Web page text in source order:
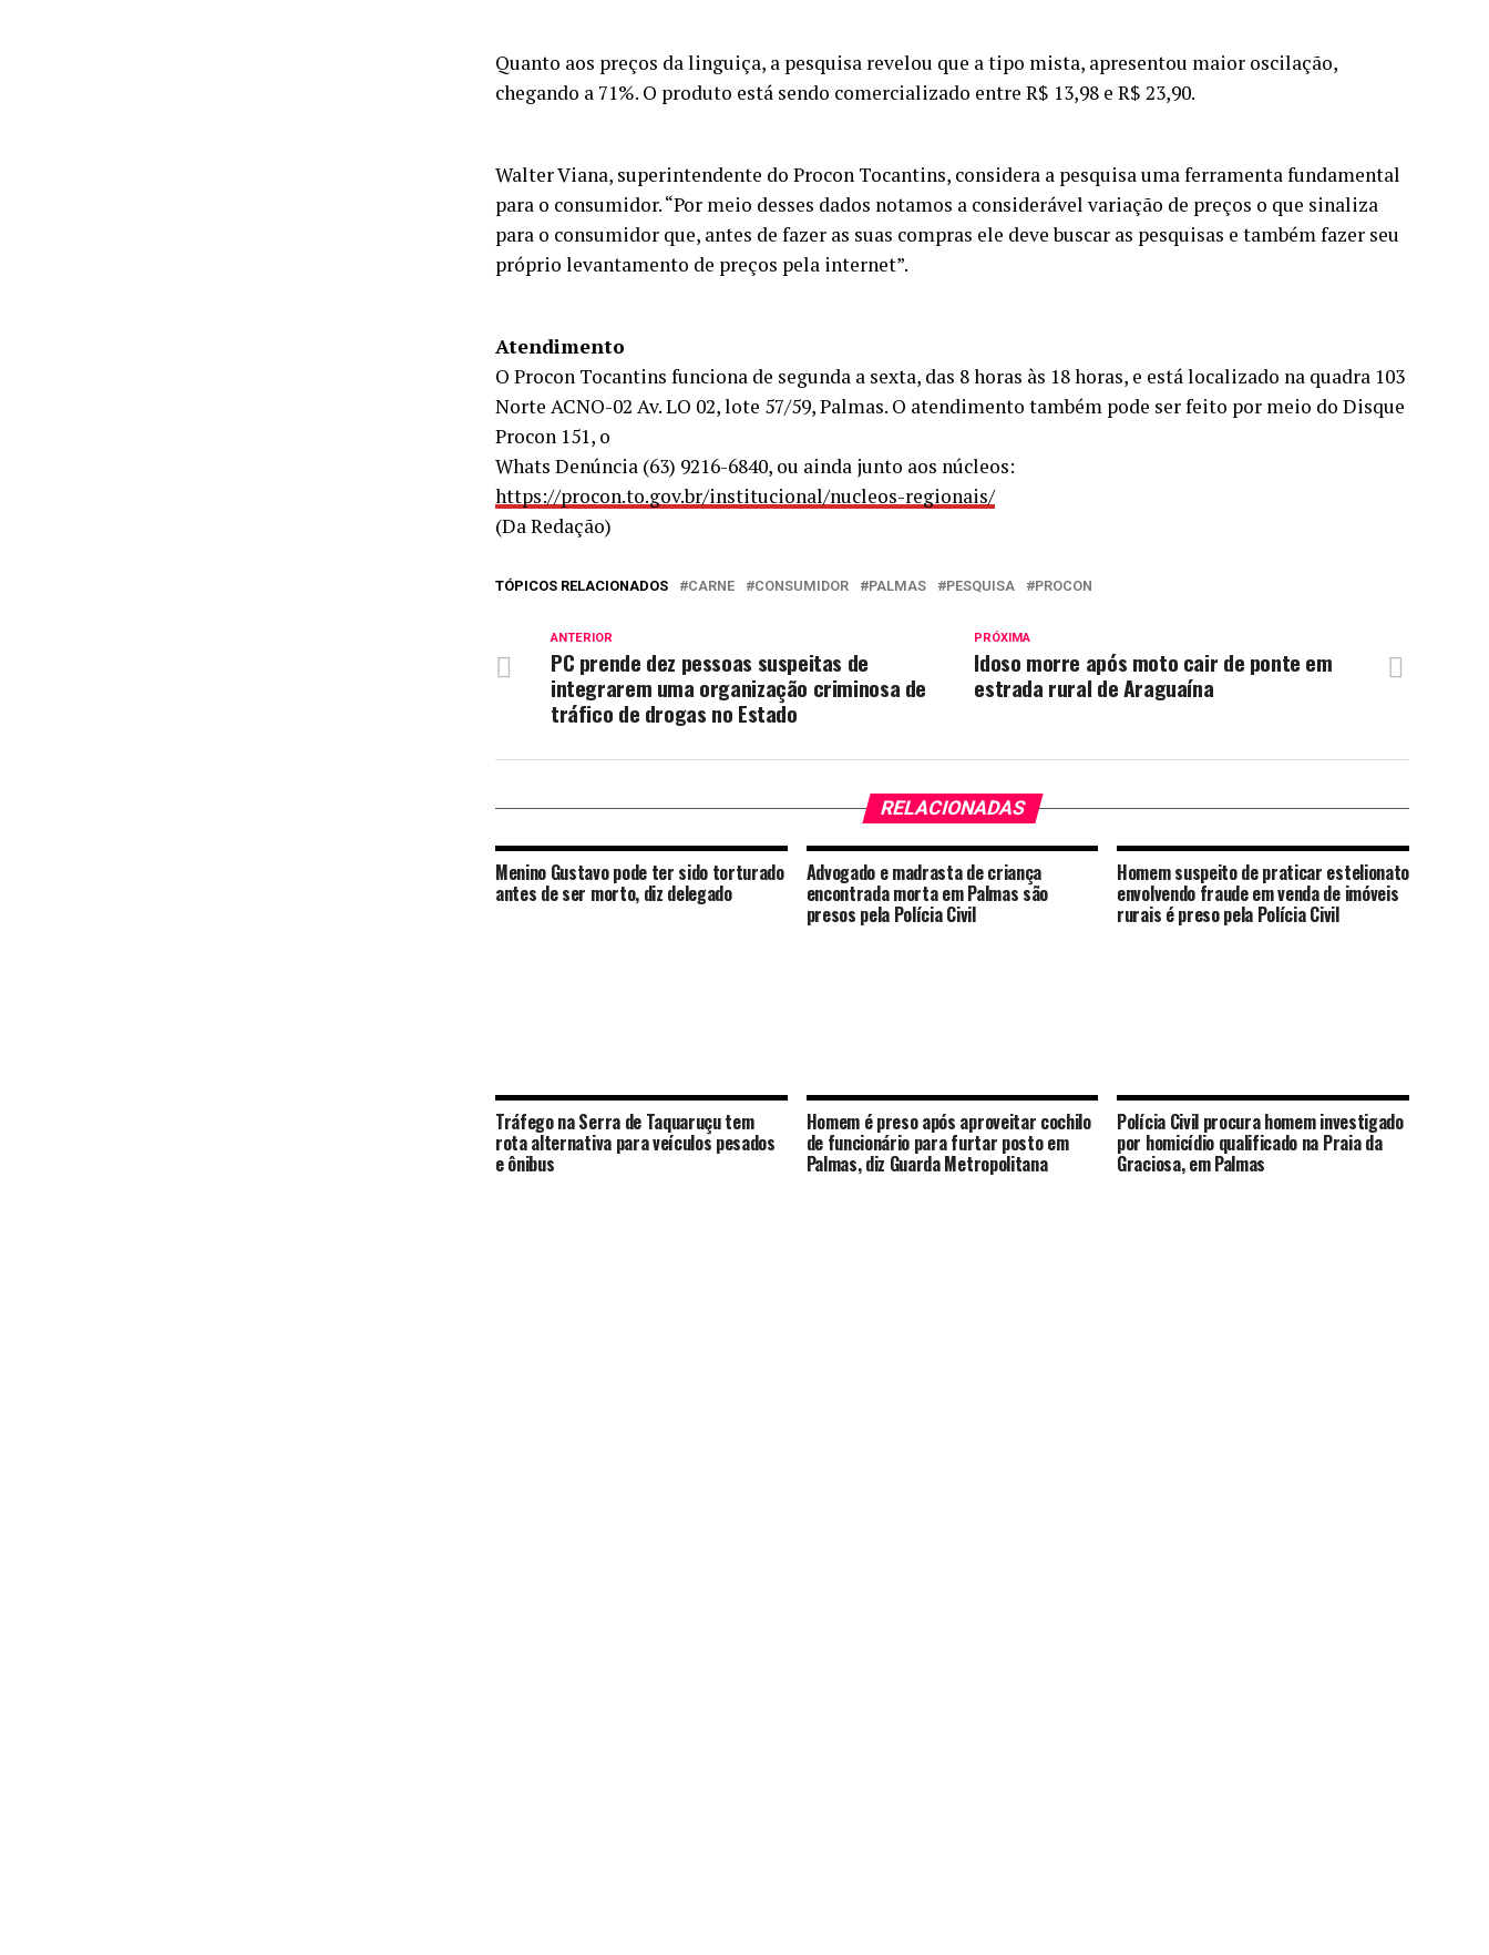
Quanto aos preços da linguiça, a pesquisa revelou que a tipo mista, apresentou maior oscilação,
chegando a 71%. O produto está sendo comercializado entre R$ 13,98 e R$ 23,90.
Walter Viana, superintendente do Procon Tocantins, considera a pesquisa uma ferramenta fundamental
para o consumidor. “Por meio desses dados notamos a considerável variação de preços o que sinaliza
para o consumidor que, antes de fazer as suas compras ele deve buscar as pesquisas e também fazer seu
próprio levantamento de preços pela internet”.
Atendimento
O Procon Tocantins funciona de segunda a sexta, das 8 horas às 18 horas, e está localizado na quadra 103
Norte ACNO-02 Av. LO 02, lote 57/59, Palmas. O atendimento também pode ser feito por meio do Disque
Procon 151, o
Whats Denúncia (63) 9216-6840, ou ainda junto aos núcleos:
https://procon.to.gov.br/institucional/nucleos-regionais/
(Da Redação)
TÓPICOS RELACIONADOS CARNE CONSUMIDOR PALMAS PESQUISA PROCON
PRÓXIMA
Idoso morre após moto cair de ponte em
estrada rural de Araguaína
ANTERIOR
PC prende dez pessoas suspeitas de
integrarem uma organização criminosa de
tráfico de drogas no Estado
RELACIONADAS
Menino Gustavo pode ter sido torturado
antes de ser morto, diz delegado
Advogado e madrasta de criança
encontrada morta em Palmas são
presos pela Polícia Civil
Homem suspeito de praticar estelionato
envolvendo fraude em venda de imóveis
rurais é preso pela Polícia Civil
Tráfego na Serra de Taquaruçu tem
rota alternativa para veículos pesados
e ônibus
Homem é preso após aproveitar cochilo
de funcionário para furtar posto em
Palmas, diz Guarda Metropolitana
Polícia Civil procura homem investigado
por homicídio qualificado na Praia da
Graciosa, em Palmas